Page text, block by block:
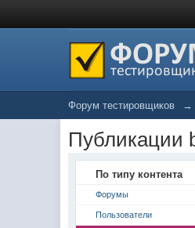
Форум тестировщиков →
Публикации
По типу контента
Форумы
Пользователи